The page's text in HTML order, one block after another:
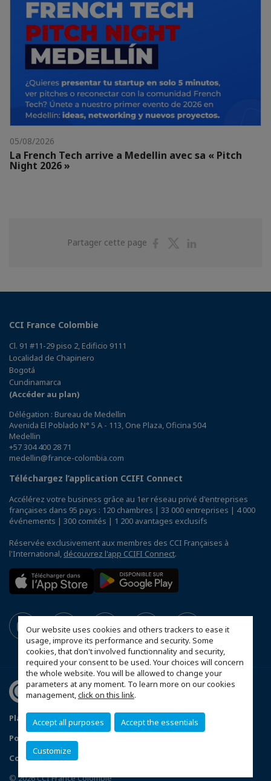
Our website uses cookies and others trackers to ease it
usage, improve its performance and security. Some
cookies, that don't involved functionnality and security,
required your consent to be used. Your choices will concern
the whole website. You will be allowed to change your
parameters at any moment. To learn more on our cookies
management,click on this link.
Accept all purposes Accept the essentials
Customize
05/08/2026
La French Tech arrive a Medellin avec sa « Pitch
Night 2026 »
Partager cette page
PartagerPartager
CCI France Colombie
Cl. 91 #11-29 piso 2, Edificio 9111
Localidad de Chapinero
Bogotá
Cundinamarca
(Accéder au plan)
Délégation : Bureau de Medellin
Avenida El Poblado N° 5 A - 113, One Plaza, Oficina 504
Medellin
+57 304 400 28 71
medellin@france-colombia.com
Téléchargez l’application CCIFI Connect
Accélérez votre business grâce au 1er réseau privé d'entreprises
françaises dans 95 pays : 120 chambres | 33 000 entreprises | 4 000
événements | 300 comités | 1 200 avantages exclusifs
Réservée exclusivement aux membres des CCI Françaises à
l'International, découvrez l'app CCIFI Connect.
Plan du site
Mentions légales
Politique de confidentialité
Configurer vos préférences cookies
© 2026 CCI France Colombie